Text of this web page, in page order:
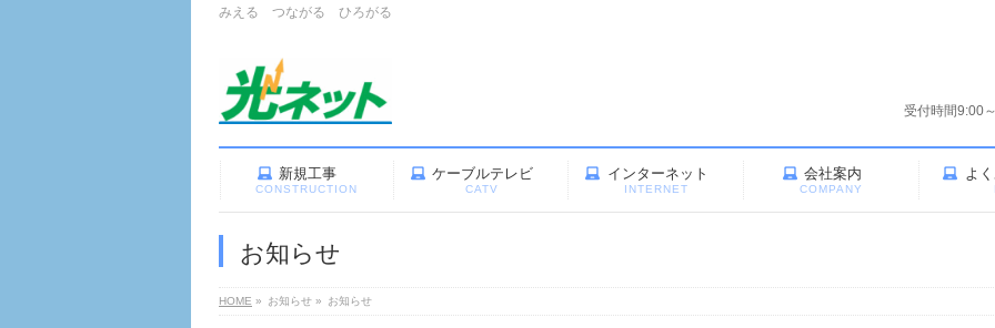
みえる つながる ひろがる
受付時間9:00
新規工事
CONSTRUCTION
ケーブルテレビ
CATV
インターネット
INTERNET
会社案内
COMPANY
よ
お知らせ
HOME » お知らせ » お知らせ